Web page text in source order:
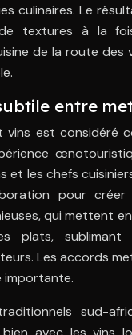
culinaires. Le
textures à la
de la route des
entre
vins est considéré
et les chefs
pour créer
qui mettent
plats, sublimant
Les accords
importante.
sud-